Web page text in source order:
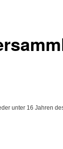
unter 16 Jahren